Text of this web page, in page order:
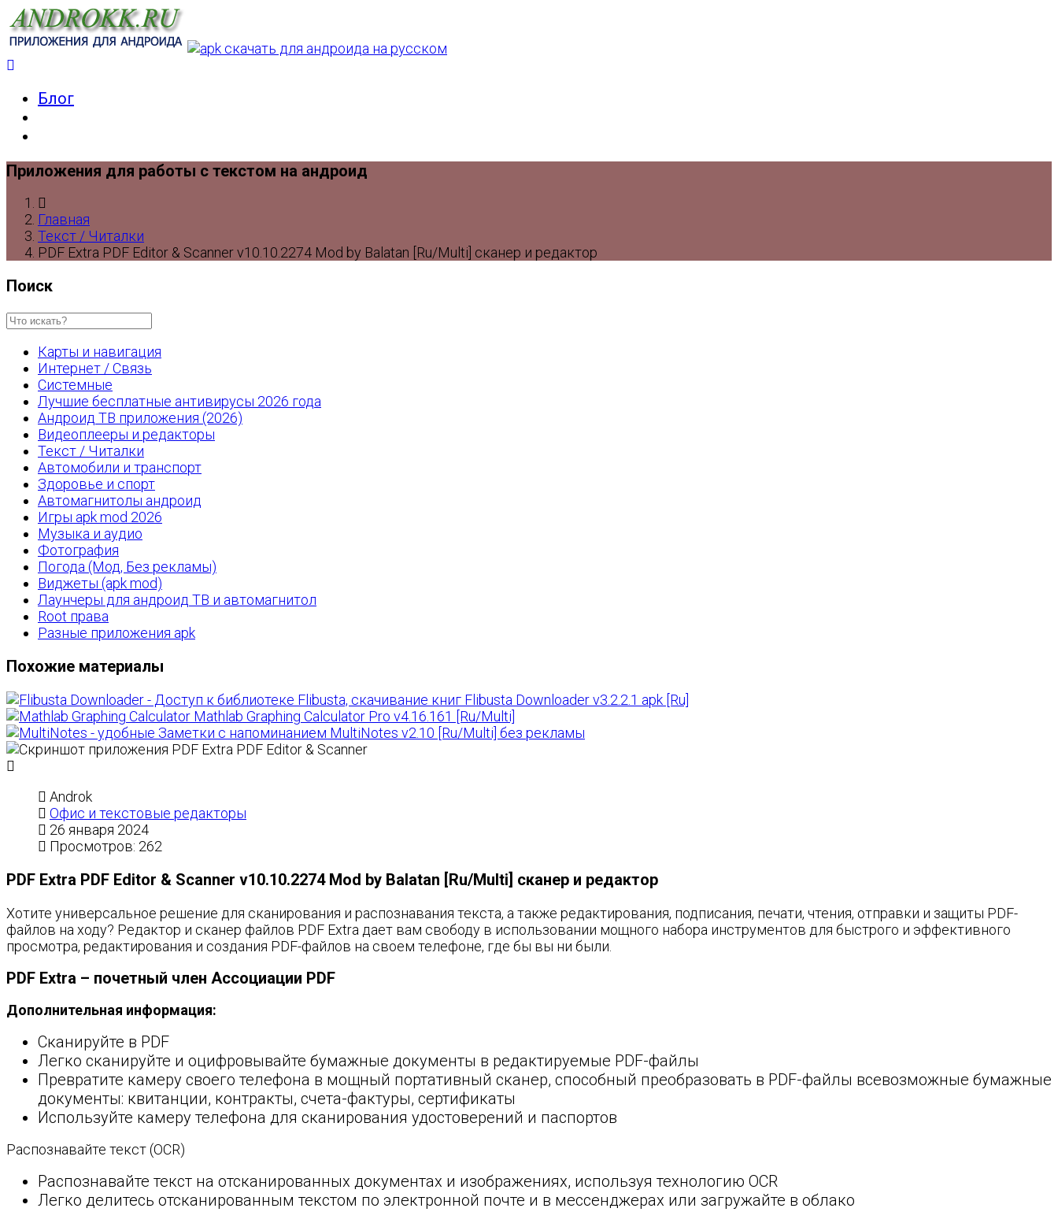
Блог
Приложения для работы с текстом на андроид
Главная
Текст / Читалки
PDF Extra PDF Editor & Scanner v10.10.2274 Mod by Balatan [Ru/Multi] сканер и редактор
Поиск
Карты и навигация
Интернет / Связь
Системные
Лучшие бесплатные антивирусы 2026 года
Андроид ТВ приложения (2026)
Видеоплееры и редакторы
Текст / Читалки
Автомобили и транспорт
Здоровье и спорт
Автомагнитолы андроид
Игры apk mod 2026
Музыка и аудио
Фотография
Погода (Мод, Без рекламы)
Виджеты (apk mod)
Лаунчеры для андроид ТВ и автомагнитол
Root права
Разные приложения apk
Похожие материалы
Flibusta Downloader v3.2.2.1 apk [Ru]
Mathlab Graphing Calculator Pro v4.16.161 [Ru/Multi]
MultiNotes v2.10 [Ru/Multi] без рекламы
Androk
Офис и текстовые редакторы
26 января 2024
Просмотров: 262
PDF Extra PDF Editor & Scanner v10.10.2274 Mod by Balatan [Ru/Multi] сканер и редактор
Хотите универсальное решение для сканирования и распознавания текста, а также редактирования, подписания, печати, чтения, отправки и защиты PDF-
файлов на ходу? Редактор и сканер файлов PDF Extra дает вам свободу в использовании мощного набора инструментов для быстрого и эффективного
просмотра, редактирования и создания PDF-файлов на своем телефоне, где бы вы ни были.
PDF Extra – почетный член Ассоциации PDF
Дополнительная информация:
Сканируйте в PDF
Легко сканируйте и оцифровывайте бумажные документы в редактируемые PDF-файлы
Превратите камеру своего телефона в мощный портативный сканер, способный преобразовать в PDF-файлы всевозможные бумажные
документы: квитанции, контракты, счета-фактуры, сертификаты
Используйте камеру телефона для сканирования удостоверений и паспортов
Распознавайте текст (OCR)
Распознавайте текст на отсканированных документах и изображениях, используя технологию OCR
Легко делитесь отсканированным текстом по электронной почте и в мессенджерах или загружайте в облако